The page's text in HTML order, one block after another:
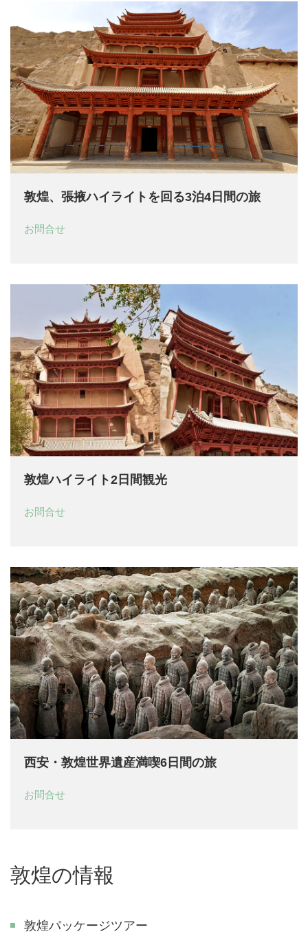
敦煌、張掖ハイライトを回る3泊4日間の旅
お問合せ
敦煌ハイライト2日間観光
お問合せ
西安・敦煌世界遺産満喫6日間の旅
お問合せ
敦煌の情報
敦煌パッケージツアー